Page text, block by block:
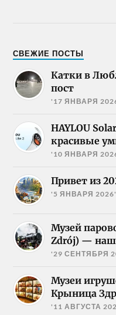
СВЕЖИЕ ПОСТЫ
Катки в
пост
'17 ЯНВАРЯ
HAYLOU
красивые
'10 ЯНВАРЯ
Привет из
'5 ЯНВАРЯ 2026'
Музей
Zdrój) —
'29 СЕНТЯБРЯ
Музеи
Крыница
'11 АВГУСТА